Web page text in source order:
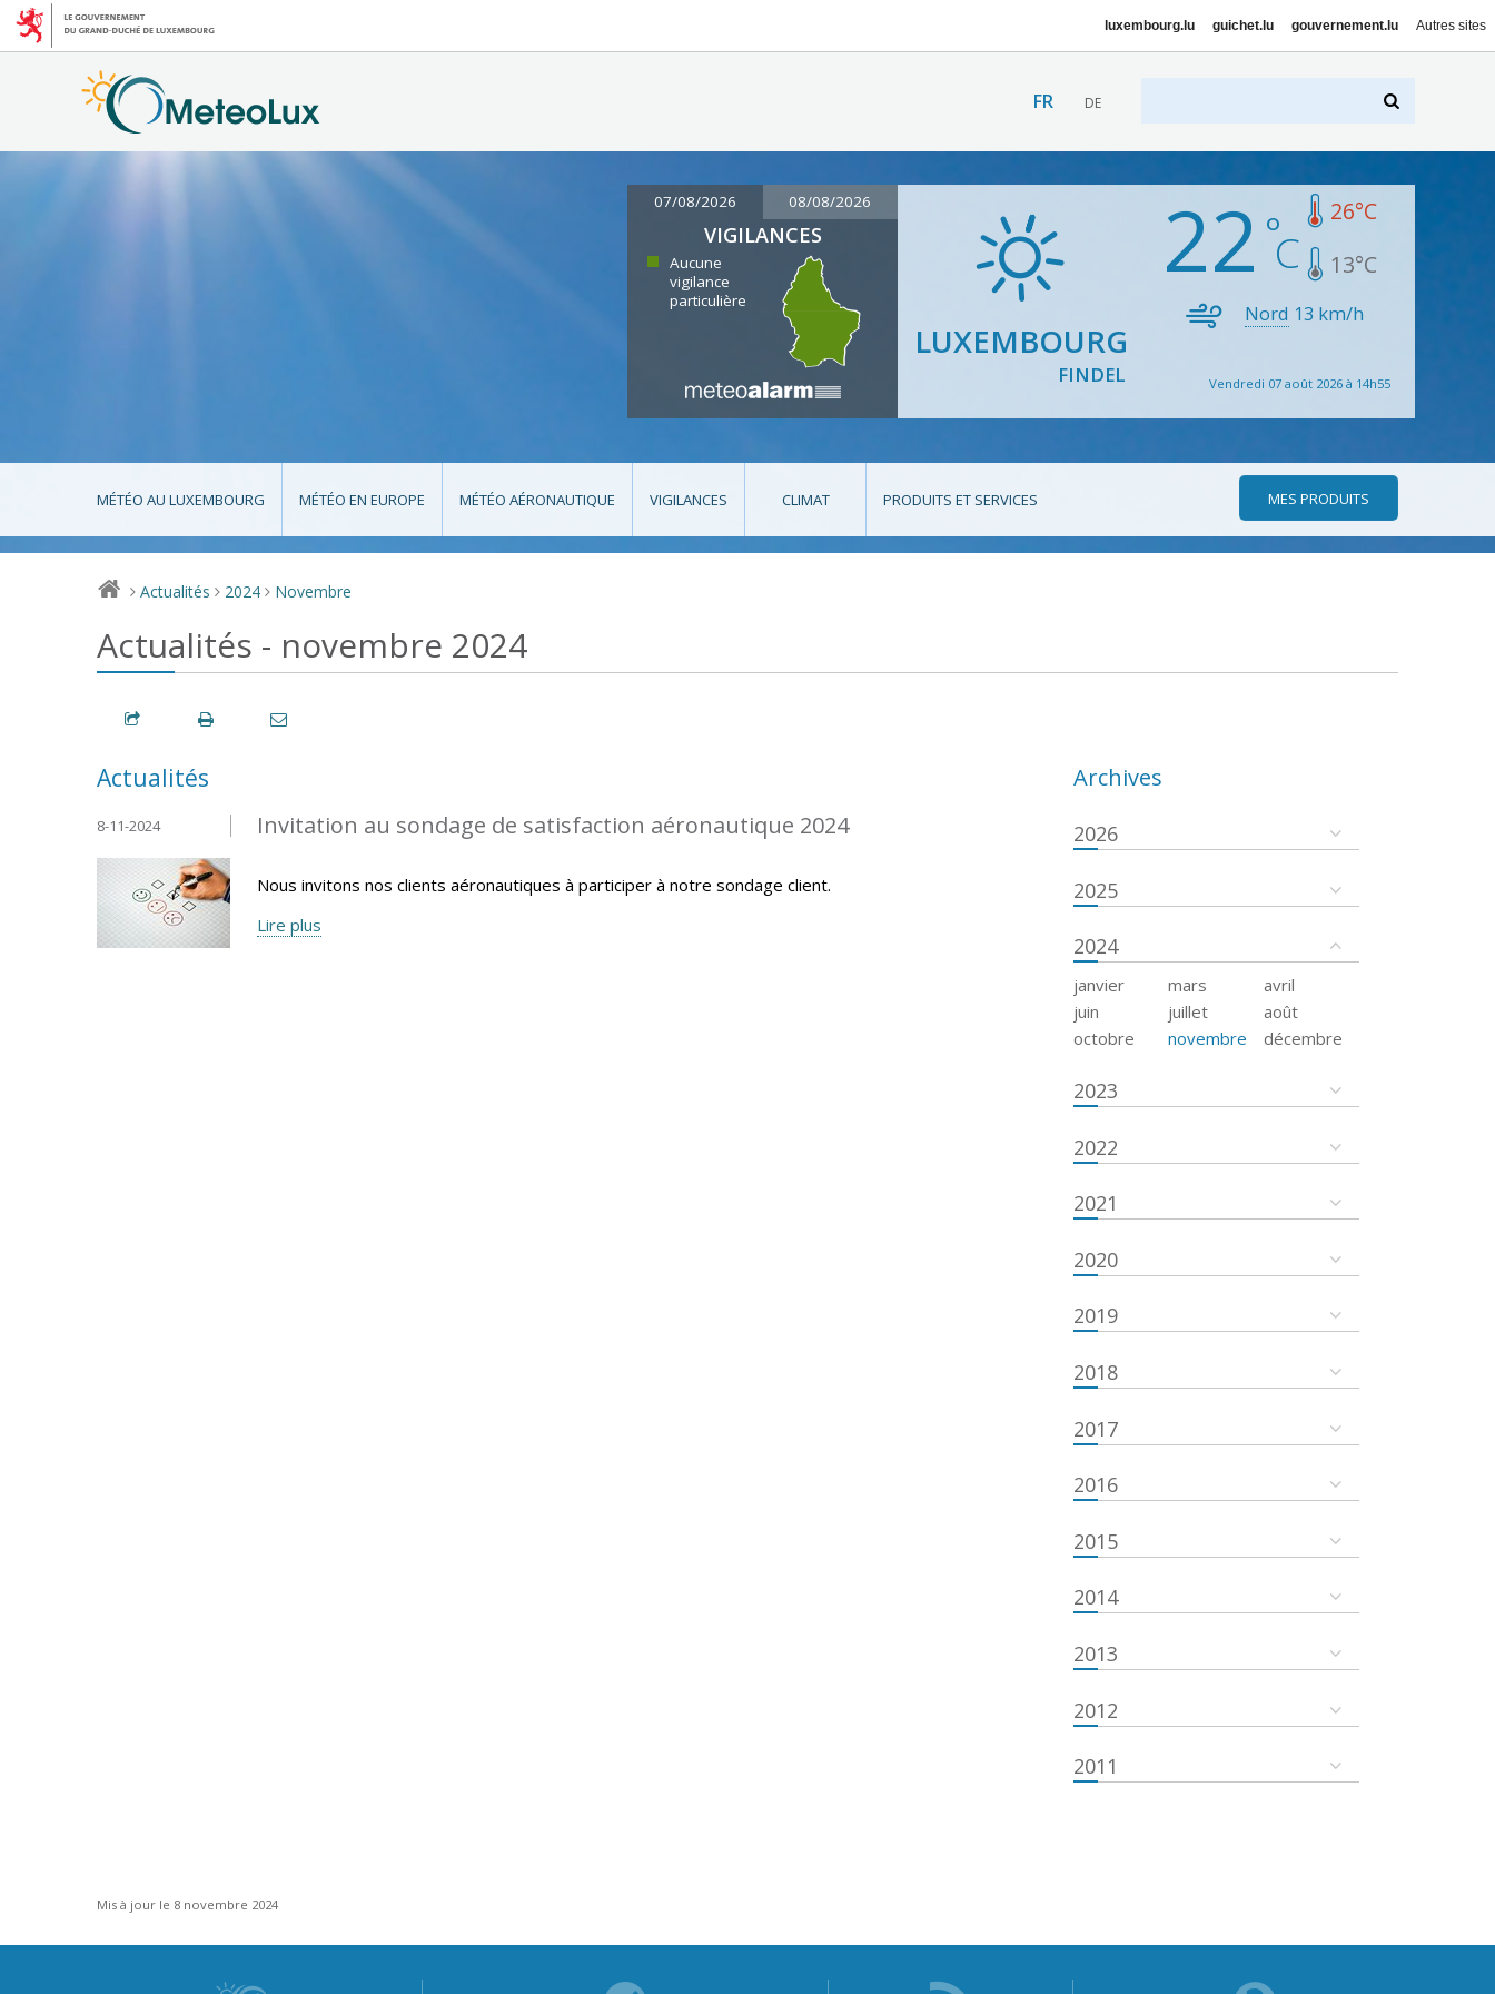
luxembourg.lu guichet.lu gouvernement.lu Autres sites
FR DE
07/08/2026 08/08/2026
VIGILANCES
Aucune
vigilance
particulière
LUXEMBOURG
FINDEL
22 26°C
13°C
Nord 13 km/h
Vendredi 07 août 2026 à 14h55
MÉTÉO AU LUXEMBOURG MÉTÉO EN EUROPE MÉTÉO AÉRONAUTIQUE VIGILANCES CLIMAT PRODUITS ET SERVICES MES PRODUITS
> Actualités > 2024 > Novembre
Actualités - novembre 2024
Actualités
Invitation au sondage de satisfaction aéronautique 2024
8-11-2024
Nous invitons nos clients aéronautiques à participer à notre sondage client.
Lire plus
Archives
2026
2025
2024
janvier mars
avril
juin
juillet
août
octobre
novembre décembre
2023
2022
2021
2020
2019
2018
2017
2016
2015
2014
2013
2012
2011
Mis à jour le 8 novembre 2024